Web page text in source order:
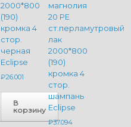
2000*800
(190)
кромка 4
стор.
черная
Eclipse
₽26.001
В
корзину
магнолия
20 PE
ст.перламутровый
лак
2000*800
(190)
кромка 4
стор.
шампань
Eclipse
₽37.094